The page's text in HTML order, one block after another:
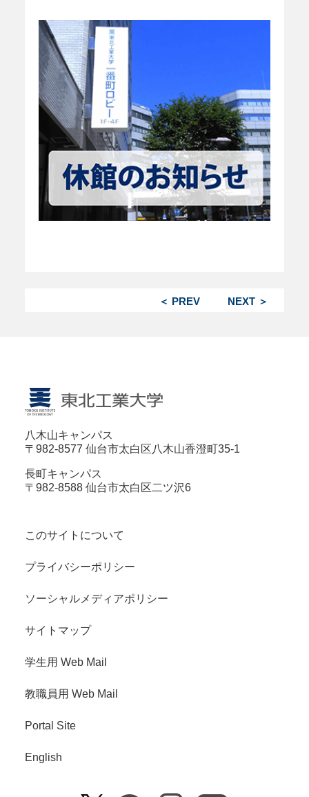
NEXT ＞
＜ PREV
八木山キャンパス
〒982-8577 仙台市太白区八木山香澄町35-1
長町キャンパス
〒982-8588 仙台市太白区二ツ沢6
このサイトについて
プライバシーポリシー
ソーシャルメディアポリシー
サイトマップ
学生用 Web Mail
教職員用 Web Mail
Portal Site
English